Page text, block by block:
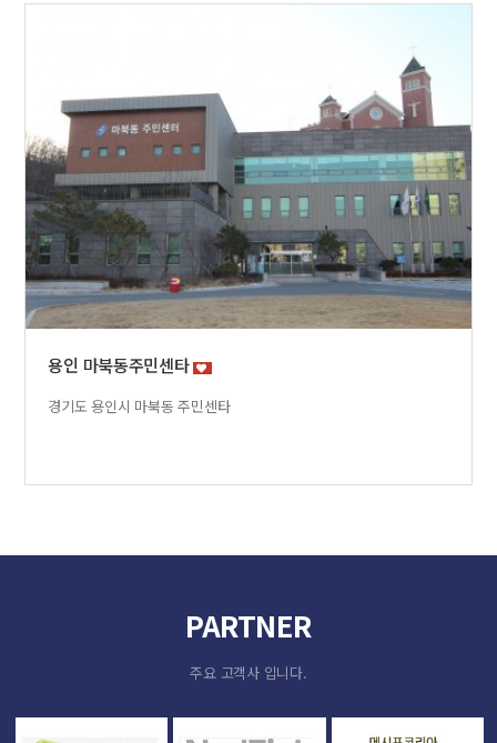
용인 마북동주민센타
경기도 용인시 마북동 주민센타
PARTNER
주요 고객사 입니다.